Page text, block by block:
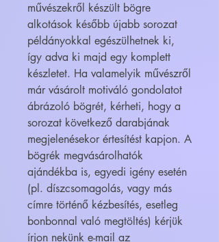
művészekről készült bögre
alkotások később újabb sorozat
példányokkal egészülhetnek ki,
így adva ki majd egy komplett
készletet. Ha valamelyik művészről
már vásárolt motiváló gondolatot
ábrázoló bögrét, kérheti, hogy a
sorozat következő darabjának
megjelenésekor értesítést kapjon. A
bögrék megvásárolhatók
ajándékba is, egyedi igény esetén
(pl. díszcsomagolás, vagy más
címre történő kézbesítés, esetleg
bonbonnal való megtöltés) kérjük
írjon nekünk e-mail az